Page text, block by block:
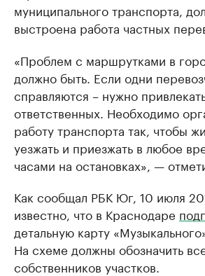
муниципального транспорта,
выстроена работа частных
«Проблем с маршрутками в
должно быть. Если одни
справляются – нужно
ответственных. Необходимо
работу транспорта так, чтобы
уезжать и приезжать в любое
часами на остановках», —
Как сообщал РБК Юг, 10 июля
известно, что в Краснодаре
детальную карту
На схеме должны обозначить
собственников участков.